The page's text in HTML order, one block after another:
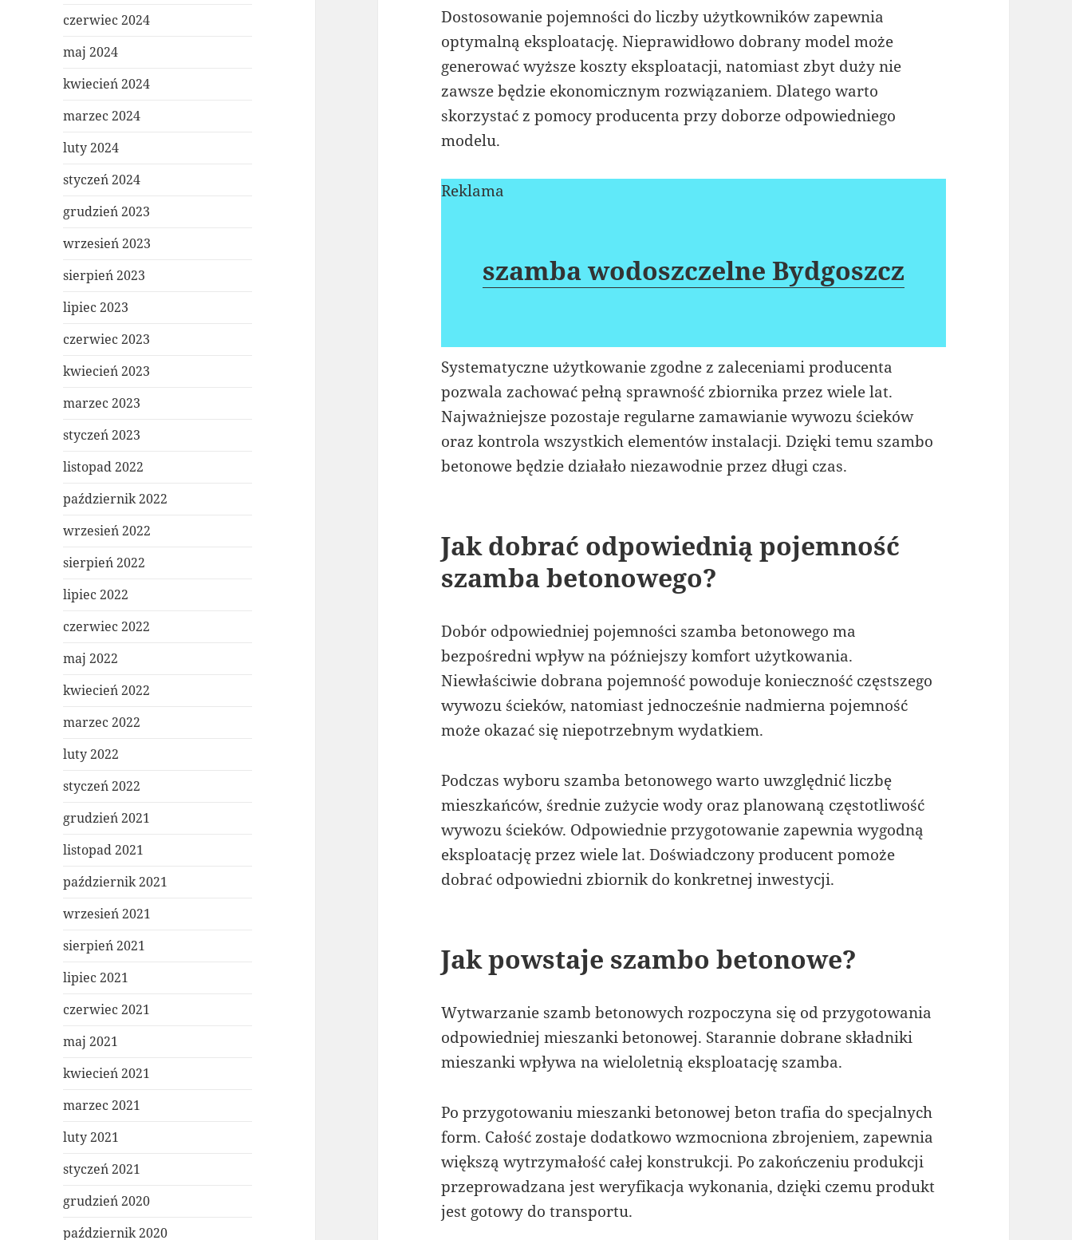
czerwiec 2024
maj 2024
kwiecień 2024
marzec 2024
luty 2024
styczeń 2024
grudzień 2023
wrzesień 2023
sierpień 2023
lipiec 2023
czerwiec 2023
kwiecień 2023
marzec 2023
styczeń 2023
listopad 2022
październik 2022
wrzesień 2022
sierpień 2022
lipiec 2022
czerwiec 2022
maj 2022
kwiecień 2022
marzec 2022
luty 2022
styczeń 2022
grudzień 2021
listopad 2021
październik 2021
wrzesień 2021
sierpień 2021
lipiec 2021
czerwiec 2021
maj 2021
kwiecień 2021
marzec 2021
luty 2021
styczeń 2021
grudzień 2020
październik 2020
Dostosowanie pojemności do liczby użytkowników zapewnia
optymalną eksploatację. Nieprawidłowo dobrany model może
generować wyższe koszty eksploatacji, natomiast zbyt duży nie
zawsze będzie ekonomicznym rozwiązaniem. Dlatego warto
skorzystać z pomocy producenta przy doborze odpowiedniego
modelu.
Reklama
szamba wodoszczelne Bydgoszcz
Systematyczne użytkowanie zgodne z zaleceniami producenta
pozwala zachować pełną sprawność zbiornika przez wiele lat.
Najważniejsze pozostaje regularne zamawianie wywozu ścieków
oraz kontrola wszystkich elementów instalacji. Dzięki temu szambo
betonowe będzie działało niezawodnie przez długi czas.
Jak dobrać odpowiednią pojemność
szamba betonowego?
Dobór odpowiedniej pojemności szamba betonowego ma
bezpośredni wpływ na późniejszy komfort użytkowania.
Niewłaściwie dobrana pojemność powoduje konieczność częstszego
wywozu ścieków, natomiast jednocześnie nadmierna pojemność
może okazać się niepotrzebnym wydatkiem.
Podczas wyboru szamba betonowego warto uwzględnić liczbę
mieszkańców, średnie zużycie wody oraz planowaną częstotliwość
wywozu ścieków. Odpowiednie przygotowanie zapewnia wygodną
eksploatację przez wiele lat. Doświadczony producent pomoże
dobrać odpowiedni zbiornik do konkretnej inwestycji.
Jak powstaje szambo betonowe?
Wytwarzanie szamb betonowych rozpoczyna się od przygotowania
odpowiedniej mieszanki betonowej. Starannie dobrane składniki
mieszanki wpływa na wieloletnią eksploatację szamba.
Po przygotowaniu mieszanki betonowej beton trafia do specjalnych
form. Całość zostaje dodatkowo wzmocniona zbrojeniem, zapewnia
większą wytrzymałość całej konstrukcji. Po zakończeniu produkcji
przeprowadzana jest weryfikacja wykonania, dzięki czemu produkt
jest gotowy do transportu.